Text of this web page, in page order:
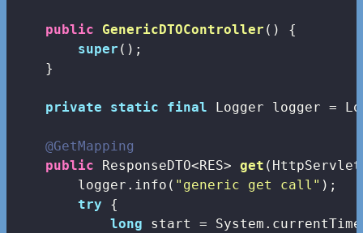
public GenericDTOController ()
{
super ();
    }
private static final Logger logger =
@GetMapping
public ResponseDTO<RES> get
        logger.info(
"generic get call" );
try {
long start =